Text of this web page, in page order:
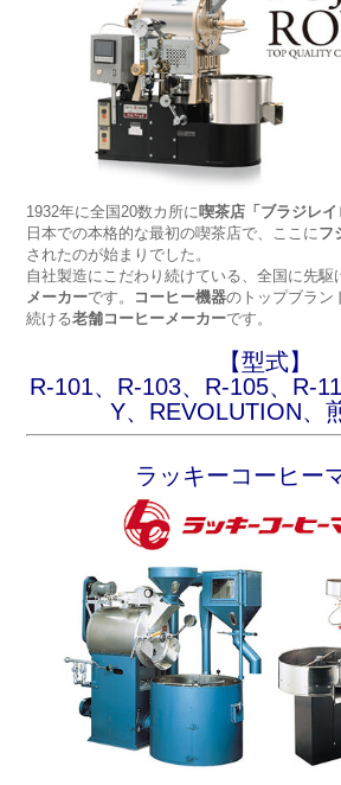
1932年に全国20数カ所に喫茶店「ブラジレイ
日本での本格的な最初の喫茶店で、ここにフ
されたのが始まりでした。
自社製造にこだわり続けている、全国に先駆
メーカーです。 コーヒー機器のトップブラン
続ける老舗コーヒーメーカーです。
【型式】
R-101、 R-103、 R-105、 R-
Y、 REVOLUTION、
ラッキーコーヒー